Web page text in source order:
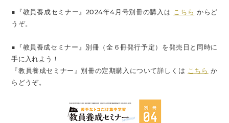
■『教員養成セミナー』2024年4月号別冊の購入は こちら からど
うぞ。
■『教員養成セミナー』別冊（全６冊発行予定）を発売日と同時に
手に入れよう！
『教員養成セミナー』別冊の定期購入について詳しくは こちら か
らどうぞ。